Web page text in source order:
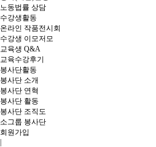
노동법률 상담
수강생활동
온라인 작품전시회
수강생 이모저모
교육생 Q&A
교육수강후기
봉사단활동
봉사단 소개
봉사단 연혁
봉사단 활동
봉사단 조직도
소그룹 봉사단
회원가입